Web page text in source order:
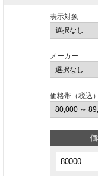
表示対象
メーカー
価格帯（税込）